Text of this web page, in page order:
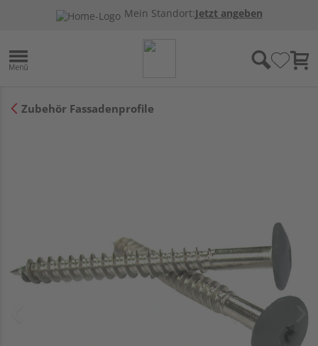
Mein Standort:Jetzt angeben
Zubehör Fassadenprofile